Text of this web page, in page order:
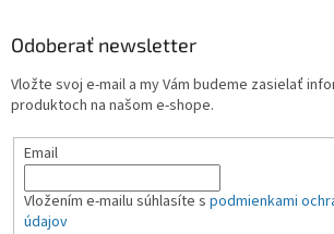
Odoberať newsletter
Vložte svoj e-mail a my Vám budeme zasielať
produktoch na našom e-shope.
Email
Vložením e-mailu súhlasíte s podmienkami
údajov